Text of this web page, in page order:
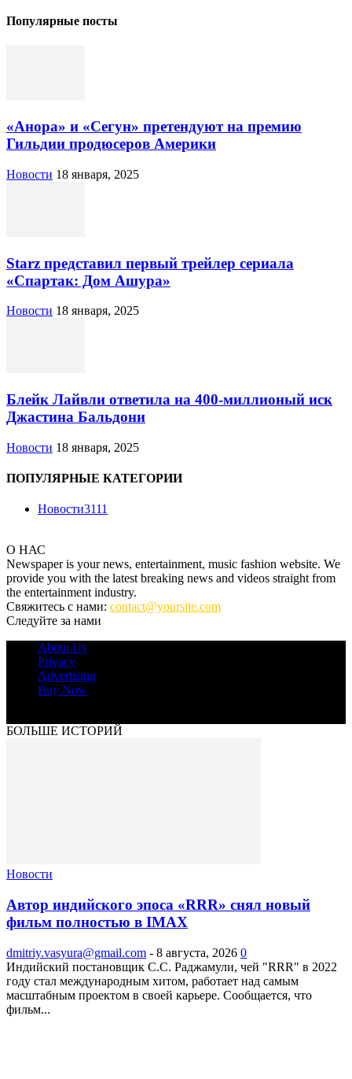
Популярные посты
«Анора» и «Сегун» претендуют на премию
Гильдии продюсеров Америки
Новости 18 января, 2025
Starz представил первый трейлер сериала
«Спартак: Дом Ашура»
Новости 18 января, 2025
Блейк Лайвли ответила на 400-миллионый иск
Джастина Бальдони
Новости 18 января, 2025
ПОПУЛЯРНЫЕ КАТЕГОРИИ
Новости3111
О НАС
Newspaper is your news, entertainment, music fashion website. We
provide you with the latest breaking news and videos straight from
the entertainment industry.
Свяжитесь с нами: contact@yoursite.com
Следуйте за нами
About Us
Privacy
Advertising
Buy Now
БОЛЬШЕ ИСТОРИЙ
Новости
Автор индийского эпоса «RRR» снял новый
фильм полностью в IMAX
dmitriy.vasyura@gmail.com - 8 августа, 2026 0
Индийский постановщик С.С. Раджамули, чей "RRR" в 2022
году стал международным хитом, работает над самым
масштабным проектом в своей карьере. Сообщается, что
фильм...